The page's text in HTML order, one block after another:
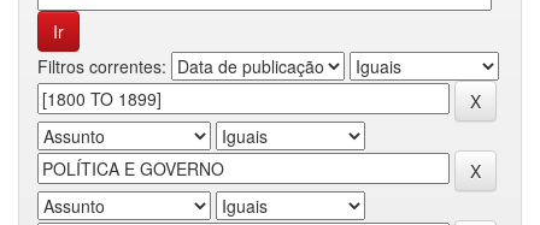
Filtros correntes: